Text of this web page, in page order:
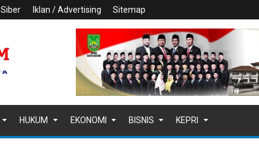
Siber Iklan / Advertising Sitemap
HUKUM EKONOMI BISNIS KEPRI